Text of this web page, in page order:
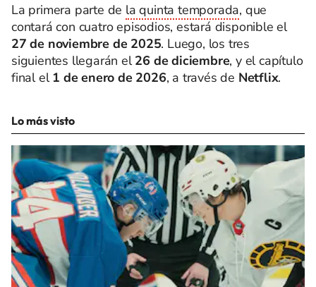
La primera parte de la quinta temporada, que
contará con cuatro episodios, estará disponible el
27 de noviembre de 2025. Luego, los tres
siguientes llegarán el26 de diciembre, y el capítulo
final el 1 de enero de 2026, a través de Netflix.
Lo más visto